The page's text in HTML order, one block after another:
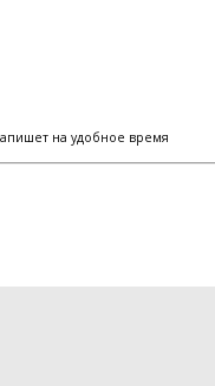
на удобное время